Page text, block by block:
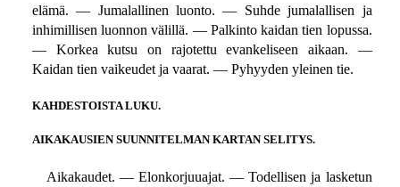
elämä. — Jumalallinen luonto. — Suhde jumalallisen ja
inhimillisen luonnon välillä. — Palkinto kaidan tien lopussa.
— Korkea kutsu on rajotettu evankeliseen aikaan. —
Kaidan tien vaikeudet ja vaarat. — Pyhyyden yleinen tie.
KAHDESTOISTA LUKU.
AIKAKAUSIEN SUUNNITELMAN KARTAN SELITYS.
Aikakaudet. — Elonkorjuuajat. — Todellisen ja lasketun